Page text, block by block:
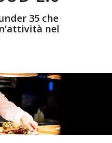
35 che
nel